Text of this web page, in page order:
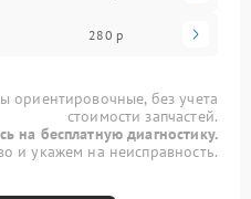
280 р
ориентировочные, без учета
стоимости запчастей.
на бесплатную диагностику.
и укажем на неисправность.